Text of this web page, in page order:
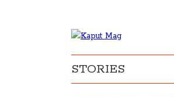
STORIES